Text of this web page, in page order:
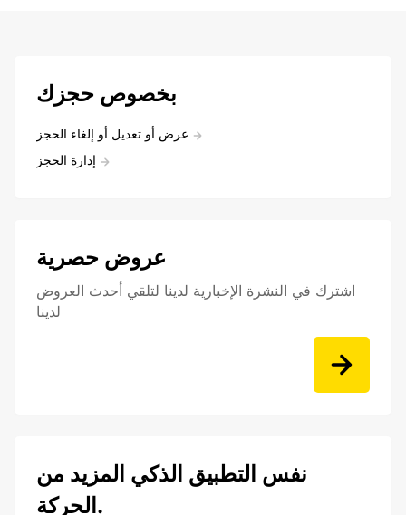
بخصوص حجزك
عرض أو تعديل أو إلغاء الحجز
إدارة الحجز
عروض حصرية
اشترك في النشرة الإخبارية لدينا لتلقي أحدث العروض
لدينا
نفس التطبيق الذكي المزيد من
الحركة.